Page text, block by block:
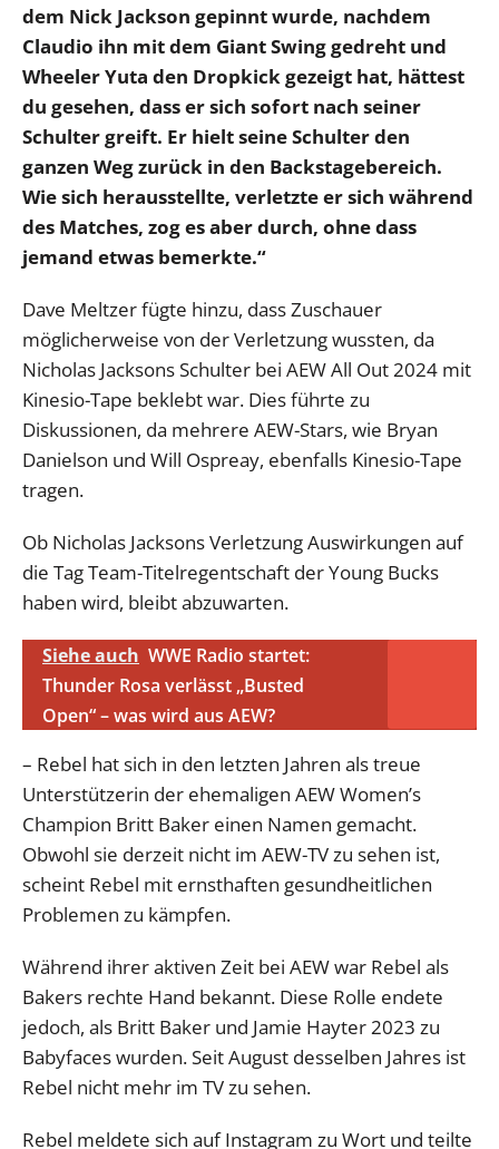
dem Nick Jackson gepinnt wurde, nachdem
Claudio ihn mit dem Giant Swing gedreht und
Wheeler Yuta den Dropkick gezeigt hat, hättest
du gesehen, dass er sich sofort nach seiner
Schulter greift. Er hielt seine Schulter den
ganzen Weg zurück in den Backstagebereich.
Wie sich herausstellte, verletzte er sich während
des Matches, zog es aber durch, ohne dass
jemand etwas bemerkte.“
Dave Meltzer fügte hinzu, dass Zuschauer
möglicherweise von der Verletzung wussten, da
Nicholas Jacksons Schulter bei AEW All Out 2024 mit
Kinesio-Tape beklebt war. Dies führte zu
Diskussionen, da mehrere AEW-Stars, wie Bryan
Danielson und Will Ospreay, ebenfalls Kinesio-Tape
tragen.
Ob Nicholas Jacksons Verletzung Auswirkungen auf
die Tag Team-Titelregentschaft der Young Bucks
haben wird, bleibt abzuwarten.
Siehe auch WWE Radio startet:
Thunder Rosa verlässt „Busted
Open“ – was wird aus AEW?
– Rebel hat sich in den letzten Jahren als treue
Unterstützerin der ehemaligen AEW Women’s
Champion Britt Baker einen Namen gemacht.
Obwohl sie derzeit nicht im AEW-TV zu sehen ist,
scheint Rebel mit ernsthaften gesundheitlichen
Problemen zu kämpfen.
Während ihrer aktiven Zeit bei AEW war Rebel als
Bakers rechte Hand bekannt. Diese Rolle endete
jedoch, als Britt Baker und Jamie Hayter 2023 zu
Babyfaces wurden. Seit August desselben Jahres ist
Rebel nicht mehr im TV zu sehen.
Rebel meldete sich auf Instagram zu Wort und teilte